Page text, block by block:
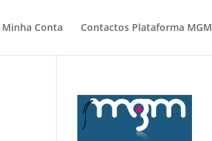
Minha Conta Contactos Plataforma MGM